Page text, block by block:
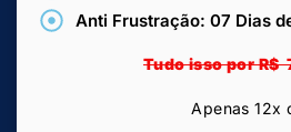
Anti Frustração: 07 Dias
Tudo isso por R$
Apenas 12x